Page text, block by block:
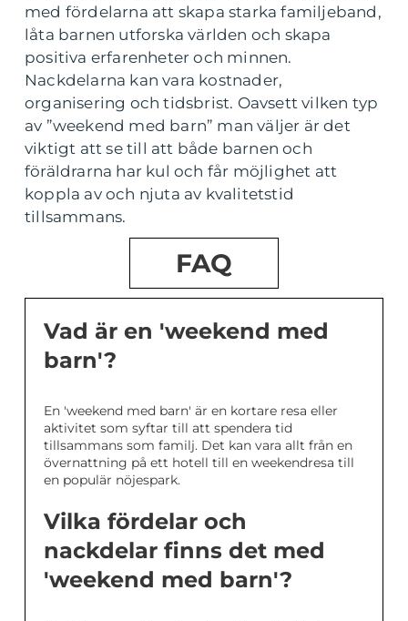
med fördelarna att skapa starka familjeband,
låta barnen utforska världen och skapa
positiva erfarenheter och minnen.
Nackdelarna kan vara kostnader,
organisering och tidsbrist. Oavsett vilken typ
av ”weekend med barn” man väljer är det
viktigt att se till att både barnen och
föräldrarna har kul och får möjlighet att
koppla av och njuta av kvalitetstid
tillsammans.
FAQ
Vad är en 'weekend med
barn'?
En 'weekend med barn' är en kortare resa eller
aktivitet som syftar till att spendera tid
tillsammans som familj. Det kan vara allt från en
övernattning på ett hotell till en weekendresa till
en populär nöjespark.
Vilka fördelar och
nackdelar finns det med
'weekend med barn'?